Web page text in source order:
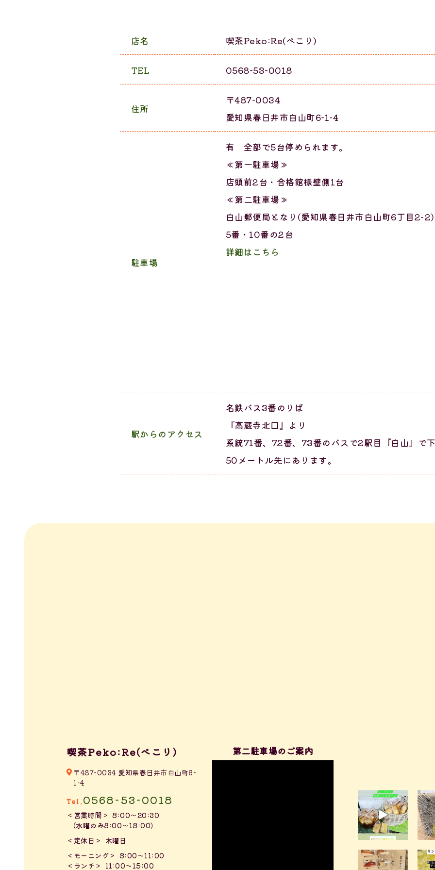
店名 喫茶Peko:Re(ぺこり)
TEL 0568-53-0018
住所
〒487-0034
愛知県春日井市白山町6-1-4
駐車場
有 全部で5台停められます。
≪第一駐車場≫
店頭前2台・合格館様壁側1台
≪第二駐車場≫
白山郵便局となり(愛知県春日井市白山町6丁目2−2)
5番・10番の2台
詳細はこちら
駅からのアクセス
名鉄バス3番のりば
『高蔵寺北口』より
系統71番、72番、73番のバスで2駅目『白山』で
50メートル先にあります。
喫茶Peko:Re(ぺこり)
〒487-0034 愛知県春日井市白山町6-
1-4
Tel.0568-53-0018
営業時間
8:00～20:30
（水曜のみ8:00～18:00）
定休日
木曜日
モーニング
8:00～11:00
ランチ
11:00～15:00
第二駐車場のご案内